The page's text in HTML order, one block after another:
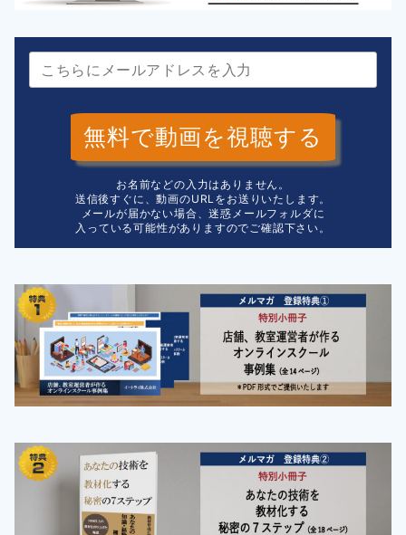
無料で動画を視聴する
お名前などの入力はありません。
送信後すぐに、動画のURLをお送りいたします。
メールが届かない場合、迷惑メールフォルダに
入っている可能性がありますのでご確認下さい。